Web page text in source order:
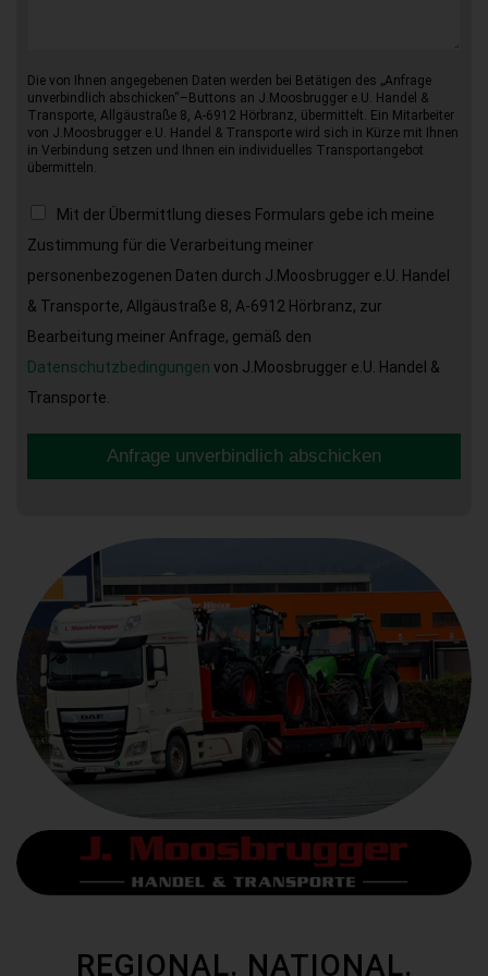
Die von Ihnen angegebenen Daten werden bei Betätigen des „Anfrage
unverbindlich abschicken“–Buttons an J.Moosbrugger e.U. Handel &
Transporte, Allgäustraße 8, A-6912 Hörbranz, übermittelt. Ein Mitarbeiter
von J.Moosbrugger e.U. Handel & Transporte wird sich in Kürze mit Ihnen
in Verbindung setzen und Ihnen ein individuelles Transportangebot
übermitteln.
Mit der Übermittlung dieses Formulars gebe ich meine
Zustimmung für die Verarbeitung meiner
personenbezogenen Daten durch J.Moosbrugger e.U. Handel
& Transporte, Allgäustraße 8, A-6912 Hörbranz, zur
Bearbeitung meiner Anfrage, gemäß den
Datenschutzbedingungen von J.Moosbrugger e.U. Handel &
Transporte.
Anfrage unverbindlich abschicken
REGIONAL. NATIONAL.